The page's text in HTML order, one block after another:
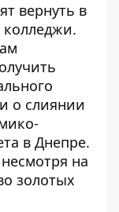
вернуть в
колледжи.
о слиянии
в Днепре.
на
золотых